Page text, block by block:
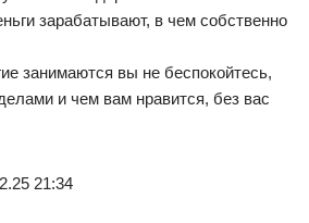
зарабатывают, в чем собственно
занимаются вы не беспокойтесь,
и чем вам нравится, без вас
21:34